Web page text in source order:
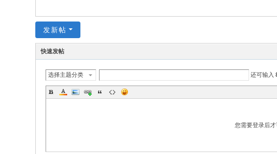
发新帖
快速发帖
选择主题分类 还可输入
您需要登录后